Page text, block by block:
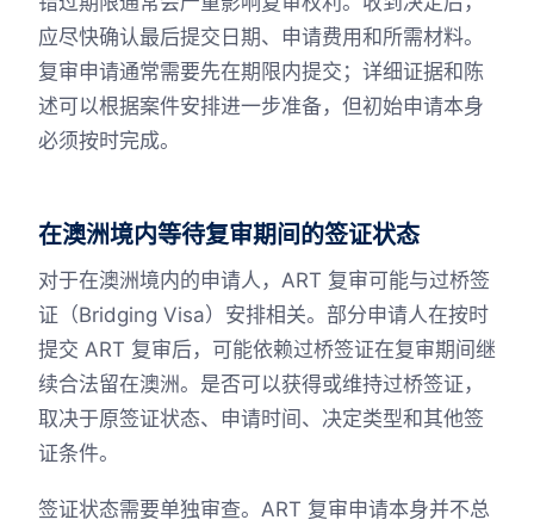
应尽快确认最后提交日期、申请费用和所需材料。
复审申请通常需要先在期限内提交；详细证据和陈
述可以根据案件安排进一步准备，但初始申请本身
必须按时完成。
在澳洲境内等待复审期间的签证状态
对于在澳洲境内的申请人，ART 复审可能与过桥签
证（Bridging Visa）安排相关。部分申请人在按时
提交 ART 复审后，可能依赖过桥签证在复审期间继
续合法留在澳洲。是否可以获得或维持过桥签证，
取决于原签证状态、申请时间、决定类型和其他签
证条件。
签证状态需要单独审查。ART 复审申请本身并不总